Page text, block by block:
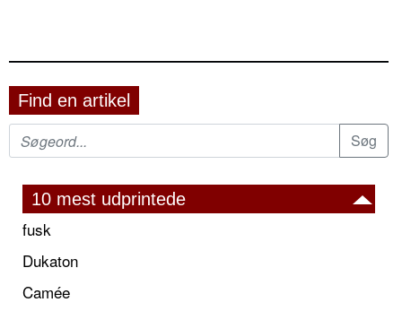
Find en artikel
10 mest udprintede
fusk
Dukaton
Camée